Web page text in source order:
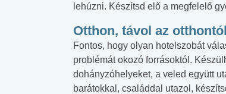
lehúzni. Készítsd elő a megfelelő
Otthon, távol az otthontól
Fontos, hogy olyan hotelszobát
problémát okozó forrásoktól.
dohányzóhelyeket, a veled együtt
barátokkal, családdal utazol,